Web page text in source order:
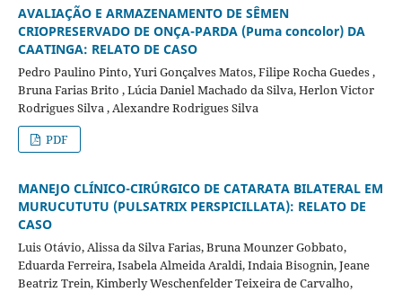
AVALIAÇÃO E ARMAZENAMENTO DE SÊMEN
CRIOPRESERVADO DE ONÇA-PARDA (Puma concolor) DA
CAATINGA: RELATO DE CASO
Pedro Paulino Pinto, Yuri Gonçalves Matos, Filipe Rocha Guedes ,
Bruna Farias Brito , Lúcia Daniel Machado da Silva, Herlon Victor
Rodrigues Silva , Alexandre Rodrigues Silva
PDF
MANEJO CLÍNICO-CIRÚRGICO DE CATARATA BILATERAL EM
MURUCUTUTU (PULSATRIX PERSPICILLATA): RELATO DE
CASO
Luis Otávio, Alissa da Silva Farias, Bruna Mounzer Gobbato,
Eduarda Ferreira, Isabela Almeida Araldi, Indaia Bisognin, Jeane
Beatriz Trein, Kimberly Weschenfelder Teixeira de Carvalho,